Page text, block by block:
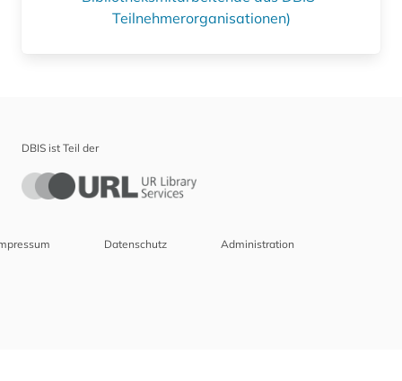
Teilnehmerorganisationen)
DBIS ist Teil der
Datenschutz Administration